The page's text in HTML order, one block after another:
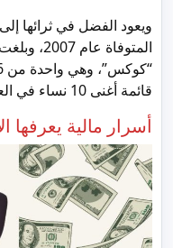
ويعود الفضل في ثرائها
قائمة أغنى 10 نساء في العالم.
أسرار مالية يعرفها